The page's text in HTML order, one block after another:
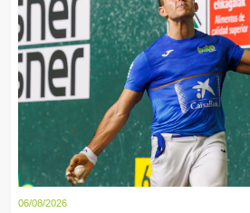
06/08/2026